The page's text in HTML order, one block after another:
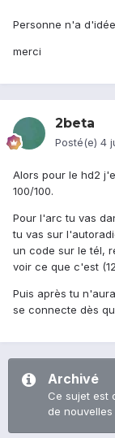
Personne n'a
merci
2beta
Posté(e) 4
Alors pour le hd2
100/100.
Pour l'arc tu vas
tu vas sur
un code sur le tél,
voir ce que c'est
Puis après tu
se connecte dès
Archivé
Ce sujet est
de